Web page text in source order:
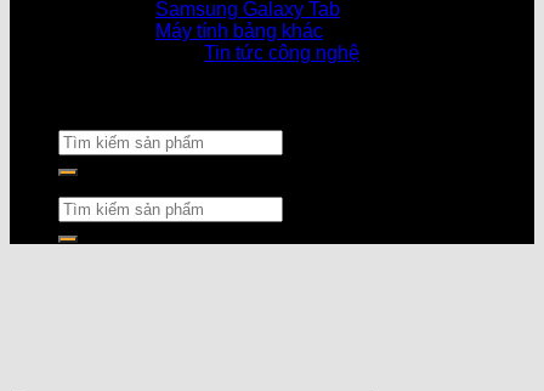
Samsung Galaxy Tab
Máy tính bảng khác
Tin tức công nghệ